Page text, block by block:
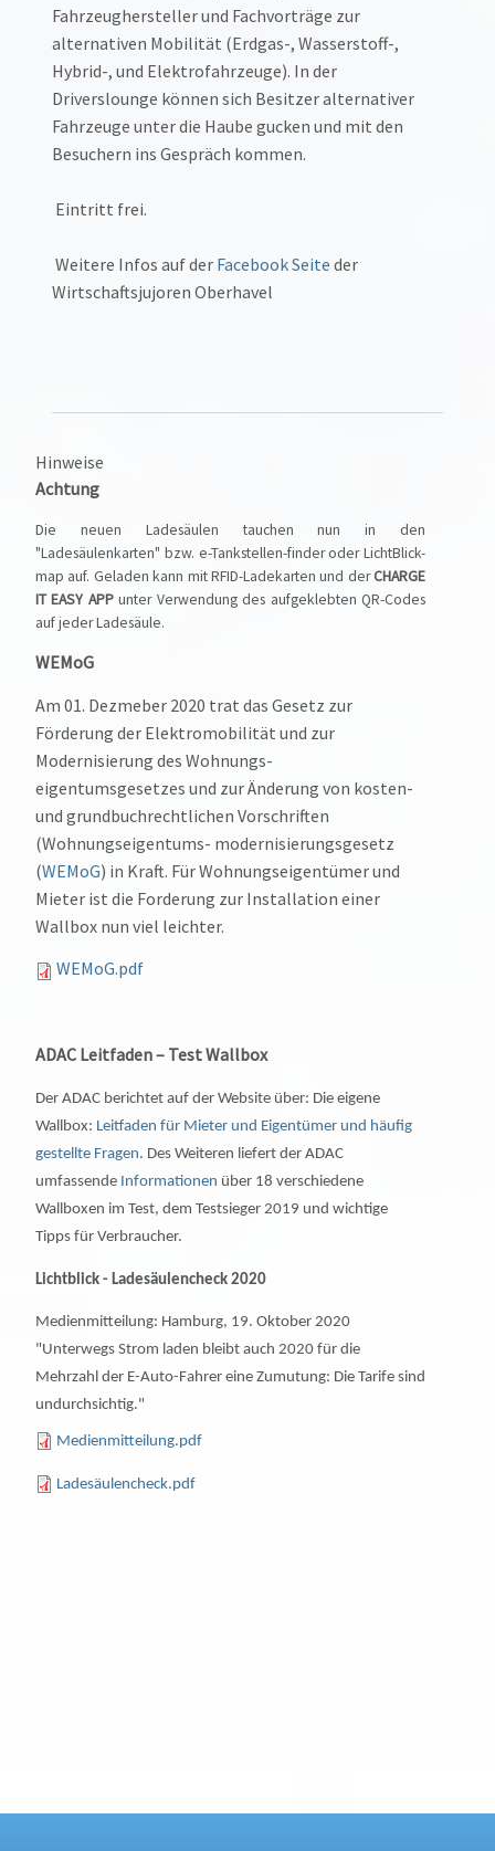
Fahrzeughersteller und Fachvorträge zur
alternativen Mobilität (Erdgas-, Wasserstoff-,
Hybrid-, und Elektrofahrzeuge). In der
Driverslounge können sich Besitzer alternativer
Fahrzeuge unter die Haube gucken und mit den
Besuchern ins Gespräch kommen.
Eintritt frei.
Weitere Infos auf der Facebook Seite der
Wirtschaftsjujoren Oberhavel
Hinweise
Achtung
Die neuen Ladesäulen tauchen nun in den
"Ladesäulenkarten" bzw. e-Tankstellen-finder oder LichtBlick-
map auf. Geladen kann mit RFID-Ladekarten und derCHARGE
IT EASY APPunter Verwendung des aufgeklebten QR-Codes
auf jeder Ladesäule.
WEMoG
Am 01. Dezmeber 2020 trat das Gesetz zur
Förderung der Elektromobilität und zur
Modernisierung des Wohnungs-
eigentumsgesetzes und zur Änderung von kosten-
und grundbuchrechtlichen Vorschriften
(Wohnungseigentums- modernisierungsgesetz
(WEMoG) in Kraft. Für Wohnungseigentümer und
Mieter ist die Forderung zur Installation einer
Wallbox nun viel leichter.
WEMoG.pdf
ADAC Leitfaden – Test Wallbox
Der ADAC berichtet auf der Website über: Die eigene
Wallbox: Leitfaden für Mieter und Eigentümer und häufig
gestellte Fragen. Des Weiteren liefert der ADAC
umfassende Informationen über 18 verschiedene
Wallboxen im Test, dem Testsieger 2019 und wichtige
Tipps für Verbraucher.
Lichtblick - Ladesäulencheck 2020
Medienmitteilung: Hamburg, 19. Oktober 2020
"Unterwegs Strom laden bleibt auch 2020 für die
Mehrzahl der E-Auto-Fahrer eine Zumutung: Die Tarife sind
undurchsichtig."
Medienmitteilung.pdf
Ladesäulencheck.pdf